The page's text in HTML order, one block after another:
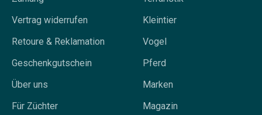
Vertrag widerrufen
Retoure & Reklamation
Geschenkgutschein
Über uns
Für Züchter
Kleintier
Vogel
Pferd
Marken
Magazin